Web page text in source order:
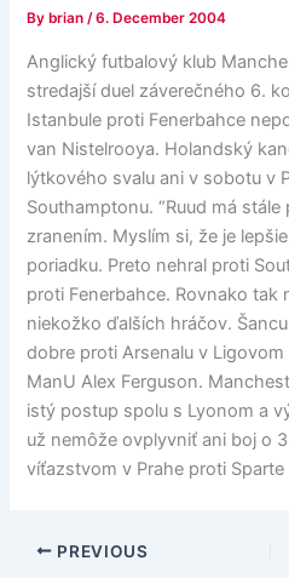
By brian/6. December 2004
Anglický futbalový klub
stredajší duel záverečného 6.
Istanbule proti Fenerbahce
van Nistelrooya. Holandský
lýtkového svalu ani v sobotu v
Southamptonu. “Ruud má
zranením. Myslím si, že je
poriadku. Preto nehral proti
proti Fenerbahce. Rovnako tak
niekožko ďalších hráčov.
dobre proti Arsenalu v Ligovom
ManU Alex Ferguson.
istý postup spolu s Lyonom a
už nemôže ovplyvniť ani boj o
víťazstvom v Prahe proti
PREVIOUS